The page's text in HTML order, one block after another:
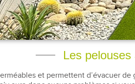
Les
et permettent d’évacuer de